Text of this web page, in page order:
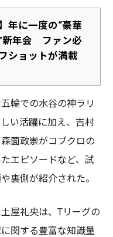
年に一度の“豪華
新年会 ファン必
ショットが満載
輪での水谷の神ラリ
い活躍に加え、吉村
薗政崇がコブクロの
エピソードなど、試
裏側が紹介された。
屋礼央は、Tリーグの
関する豊富な知識量